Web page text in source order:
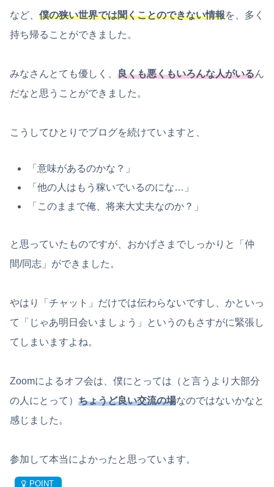
など、 僕の狭い世界では聞くことのできない情報を、多く
持ち帰ることができました。
みなさんとても優しく、 良くも悪くもいろんな人がいるん
だなと思うことができました。
こうしてひとりでブログを続けていますと、
「意味があるのかな？」
「他の人はもう稼いでいるのにな…」
「このままで俺、将来大丈夫なのか？」
と思っていたものですが、おかげさまでしっかりと「仲
間/同志」ができました。
やはり「チャット」だけでは伝わらないですし、かといっ
て「じゃあ明日会いましょう」というのもさすがに緊張し
てしまいますよね。
Zoomによるオフ会は、僕にとっては（と言うより大部分
の人にとって） ちょうど良い交流の場なのではないかなと
感じました。
参加して本当によかったと思っています。